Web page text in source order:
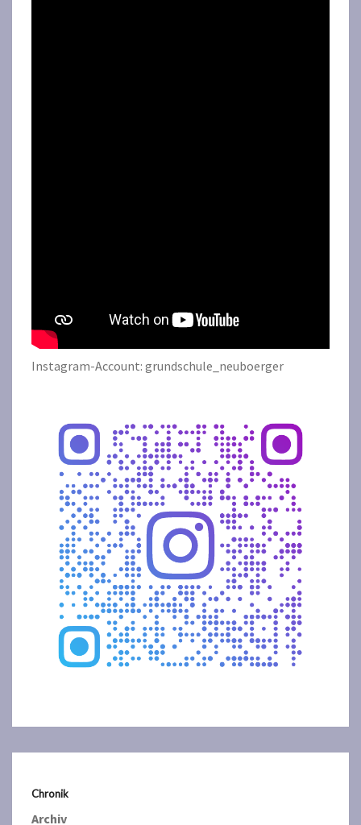
Instagram-Account: grundschule_neuboerger
Chronik
Archiv